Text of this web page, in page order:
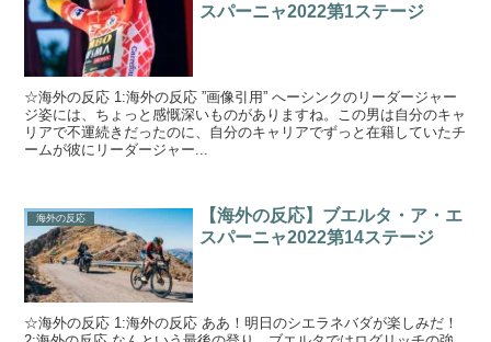
スパーニャ2022第1ステージ
☆海外の反応 1:海外の反応 ”画像引用” へーシンクのリーダージャー
ジ姿には、ちょっと感慨深いものがありますね。この男は自分のキャ
リアで不運続きだったのに、自分のキャリアでずっと在籍していたチ
ームが彼にリーダージャー...
海外の反応
【海外の反応】ブエルタ・ア・エ
スパーニャ2022第14ステージ
☆海外の反応 1:海外の反応 ああ！明日のシエラネバダが楽しみだ！